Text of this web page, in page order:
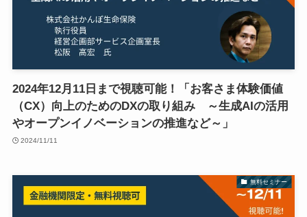
2024年12月11日まで視聴可能！「お客さま体験価値
（CX）向上のためのDXの取り組み ～生成AIの活用
やオープンイノベーションの推進など～」
2024/11/11
無料セミナー